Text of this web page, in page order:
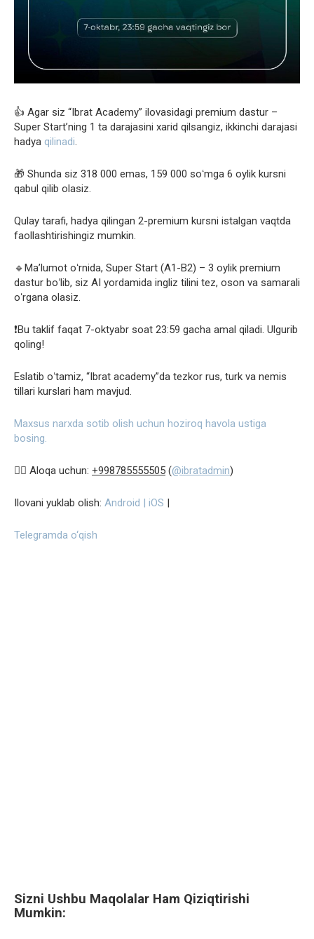
👍 Agar siz “Ibrat Academy” ilovasidagi premium dastur –
Super Start’ning 1 ta darajasini xarid qilsangiz, ikkinchi darajasi
hadya qilinadi.
🎁 Shunda siz 318 000 emas, 159 000 soʻmga 6 oylik kursni
qabul qilib olasiz.
Qulay tarafi, hadya qilingan 2-premium kursni istalgan vaqtda
faollashtirishingiz mumkin.
🔹Ma’lumot oʻrnida, Super Start (A1-B2) – 3 oylik premium
dastur boʻlib, siz AI yordamida ingliz tilini tez, oson va samarali
oʻrgana olasiz.
❗️Bu taklif faqat 7-oktyabr soat 23:59 gacha amal qiladi. Ulgurib
qoling!
Eslatib oʻtamiz, “Ibrat academy”da tezkor rus, turk va nemis
tillari kurslari ham mavjud.
Maxsus narxda sotib olish uchun hoziroq havola ustiga
bosing.
👉🏻 Aloqa uchun: +998785555505 (@ibratadmin)
Ilovani yuklab olish: Android | iOS |
Telegramda o‘qish
Sizni Ushbu Maqolalar Ham Qiziqtirishi
Mumkin: